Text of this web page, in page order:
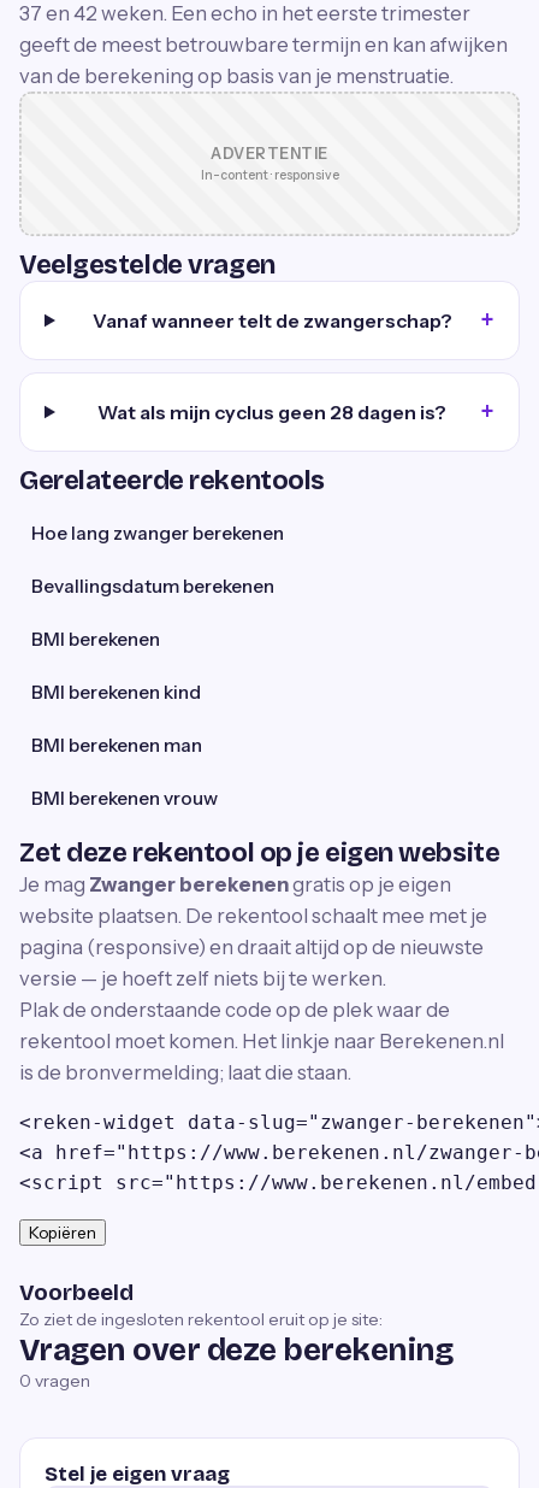
37 en 42 weken. Een echo in het eerste trimester
geeft de meest betrouwbare termijn en kan afwijken
van de berekening op basis van je menstruatie.
ADVERTENTIE
In-content · responsive
Veelgestelde vragen
Vanaf wanneer telt de zwangerschap?
Wat als mijn cyclus geen 28 dagen is?
Gerelateerde rekentools
Hoe lang zwanger berekenen
Bevallingsdatum berekenen
BMI berekenen
BMI berekenen kind
BMI berekenen man
BMI berekenen vrouw
Zet deze rekentool op je eigen website
Je mag Zwanger berekenengratis op je eigen
website plaatsen. De rekentool schaalt mee met je
pagina (responsive) en draait altijd op de nieuwste
versie — je hoeft zelf niets bij te werken.
Plak de onderstaande code op de plek waar de
rekentool moet komen. Het linkje naar Berekenen.nl
is de bronvermelding; laat die staan.
<reken-widget data-slug="zwanger-
<a href="https://www.berekenen.nl/zwanger-
<script src="https://www.berekenen.nl/
Kopiëren
Voorbeeld
Zo ziet de ingesloten rekentool eruit op je site:
Vragen over deze berekening
0 vragen
Stel je eigen vraag